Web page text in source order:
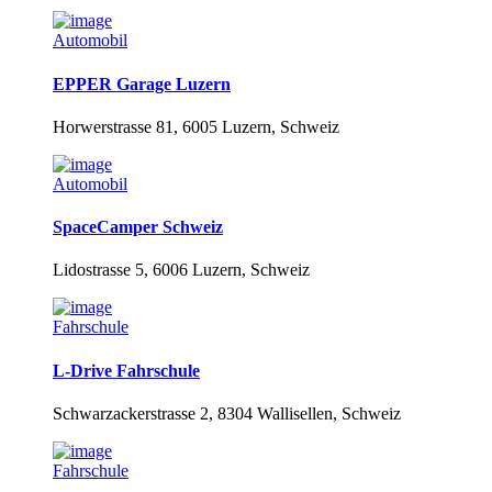
Automobil
EPPER Garage Luzern
Horwerstrasse 81, 6005 Luzern, Schweiz
Automobil
SpaceCamper Schweiz
Lidostrasse 5, 6006 Luzern, Schweiz
Fahrschule
L-Drive Fahrschule
Schwarzackerstrasse 2, 8304 Wallisellen, Schweiz
Fahrschule